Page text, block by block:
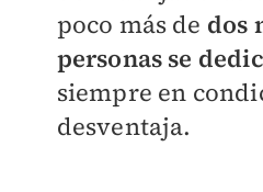
poco más de dos
personas se
siempre en
desventaja.